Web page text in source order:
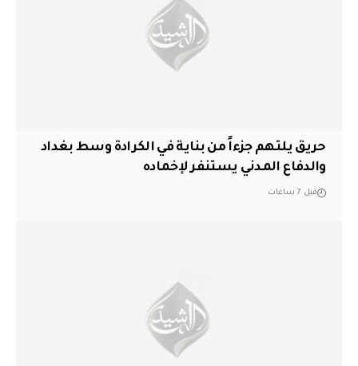
حريق يلتهم جزءاً من بناية في الكرادة وسط بغداد
والدفاع المدني يستنفر لإخماده
قبل 7 ساعات